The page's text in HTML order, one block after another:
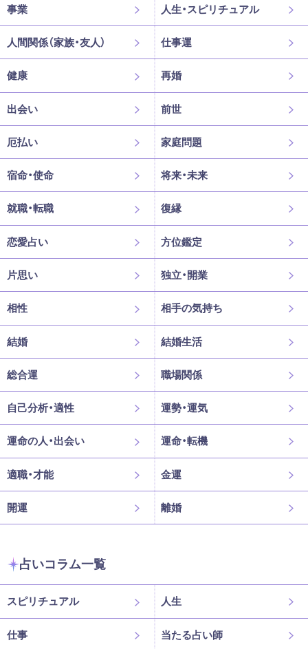
事業 人生・スピリチュアル
人間関係（家族・友人） 仕事運
健康 再婚
出会い 前世
厄払い 家庭問題
宿命・使命 将来・未来
就職・転職 復縁
恋愛占い 方位鑑定
片思い 独立・開業
相性 相手の気持ち
結婚 結婚生活
総合運 職場関係
自己分析・適性 運勢・運気
運命の人・出会い 運命・転機
適職・才能 金運
開運 離婚
占いコラム一覧
スピリチュアル 人生
仕事 当たる占い師